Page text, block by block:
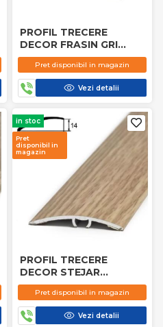
PROFIL TRECERE
DECOR FRASIN GRI
5584 2.7M
Pret disponibil in magazin
Vezi detalii
in stoc
Pret
disponibil in
magazin
PROFIL TRECERE
DECOR STEJAR
SCORTISOARA 5552 2.7
Pret disponibil in magazin
Vezi detalii